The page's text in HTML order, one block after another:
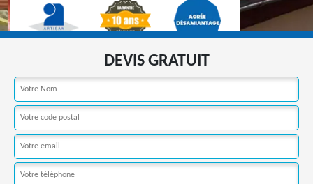
DEVIS GRATUIT